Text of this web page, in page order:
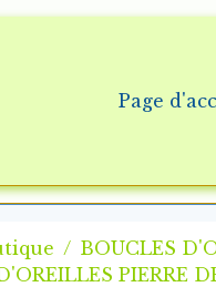
Page
BOUCLES
PIERRE